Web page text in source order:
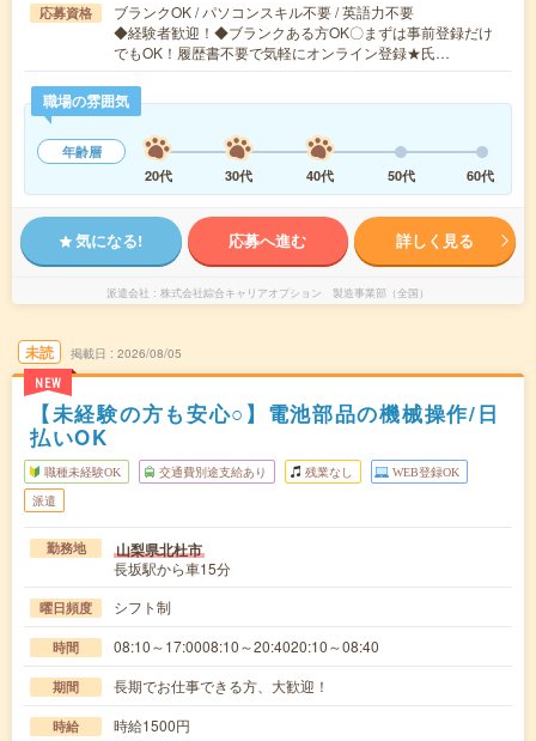
応募資格
ブランクOK / パソコンスキル不要 / 英語力不要
◆経験者歓迎！◆ブランクある方OK〇まずは事前登録だけ
でもOK！履歴書不要で気軽にオンライン登録★氏…
職場の雰囲気
年齢層
20代
30代 40代 50代 60代
気になる! 応募へ進む 詳しく見る
派遣会社 株式会社綜合キャリアオプション 製造事業部（全国）
未読
NEW
掲載日 2026/08/05
【未経験の方も安心○】電池部品の機械操作/日
払いOK
職種未経験OK 交通費別途支給あり 残業なし WEB登録OK
派遣
勤務地 山梨県北杜市
長坂駅から車15分
曜日頻度 シフト制
時間 08:10～17:0008:10～20:4020:10～08:40
期間 長期でお仕事できる方、大歓迎！
時給 時給1500円